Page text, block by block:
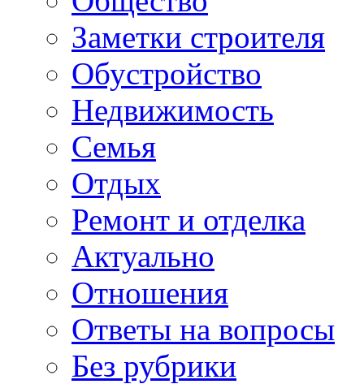
Заметки строителя
Обустройство
Недвижимость
Семья
Отдых
Ремонт и отделка
Актуально
Отношения
Ответы на вопросы
Без рубрики